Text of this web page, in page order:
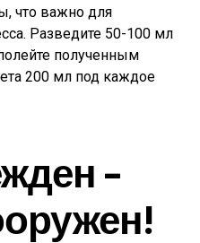
что важно для
Разведите 50-100 мл
полученным
200 мл под каждое
–